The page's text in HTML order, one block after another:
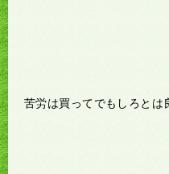
苦労は買ってでもしろとは